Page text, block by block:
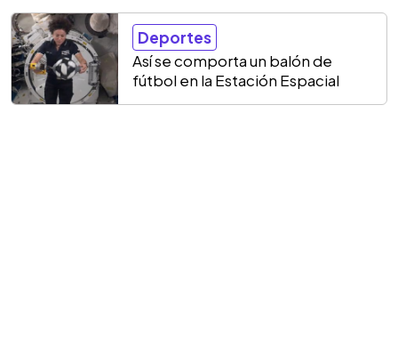
Deportes
Así se comporta un balón de
fútbol en la Estación Espacial